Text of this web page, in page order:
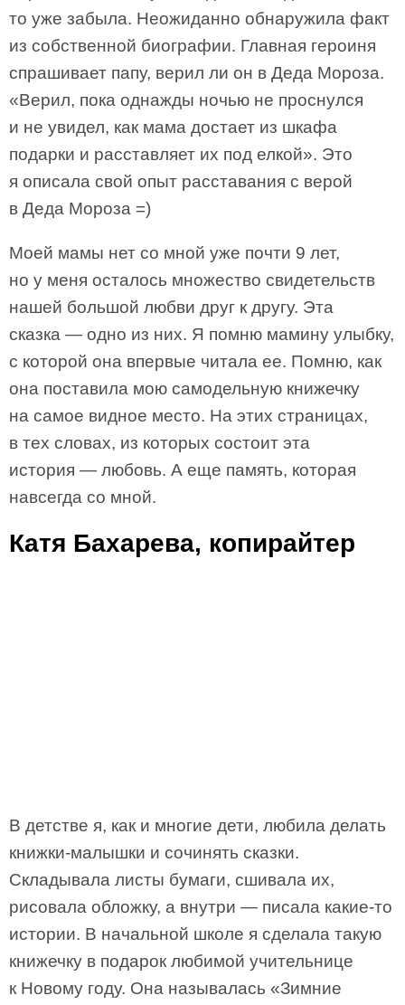
то уже забыла. Неожиданно обнаружила факт
из собственной биографии. Главная героиня
спрашивает папу, верил ли он в Деда Мороза.
«Верил, пока однажды ночью не проснулся
и не увидел, как мама достает из шкафа
подарки и расставляет их под елкой». Это
я описала свой опыт расставания с верой
в Деда Мороза =)
Моей мамы нет со мной уже почти 9 лет,
но у меня осталось множество свидетельств
нашей большой любви друг к другу. Эта
сказка — одно из них. Я помню мамину улыбку,
с которой она впервые читала ее. Помню, как
она поставила мою самодельную книжечку
на самое видное место. На этих страницах,
в тех словах, из которых состоит эта
история — любовь. А еще память, которая
навсегда со мной.
Катя Бахарева, копирайтер
В детстве я, как и многие дети, любила делать
книжки-малышки и сочинять сказки.
Складывала листы бумаги, сшивала их,
рисовала обложку, а внутри — писала какие-то
истории. В начальной школе я сделала такую
книжечку в подарок любимой учительнице
к Новому году. Она называлась «Зимние